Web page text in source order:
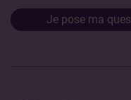
Je pose ma